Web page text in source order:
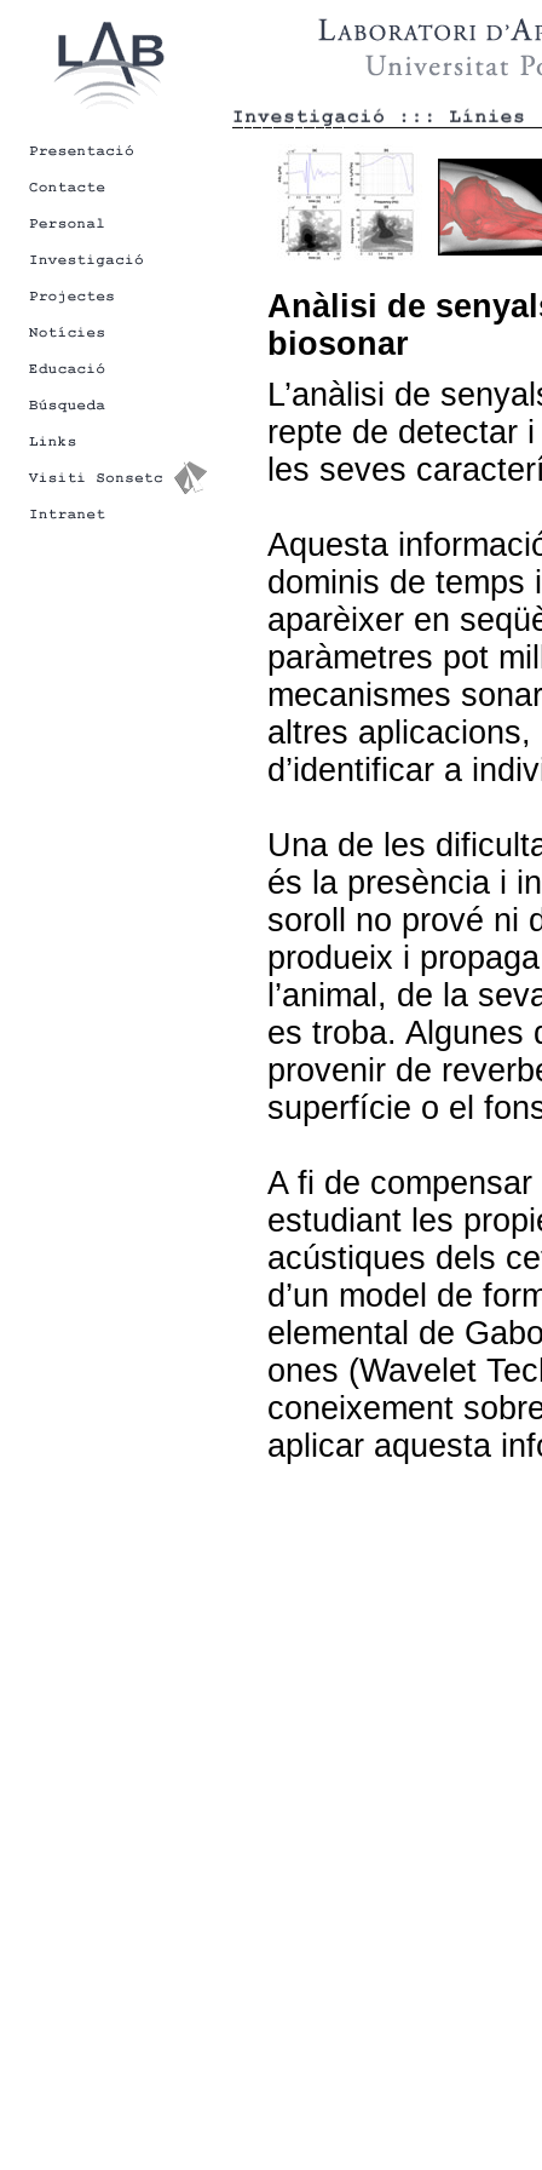
Anàlisi de
biosonar
L’anàlisi de
repte de detectar
les seves
Aquesta
dominis de temps
aparèixer en
paràmetres pot
mecanismes
altres
d’identificar a
Una de les
és la presència i
soroll no prové ni
produeix i
l’animal, de la
es troba. Algunes
provenir de
superfície o el
A fi de
estudiant les
acústiques dels
d’un model de
elemental de
ones (Wavelet
coneixement
aplicar aquesta